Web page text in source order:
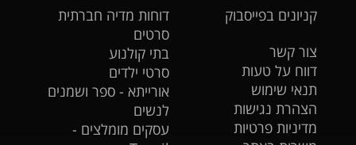
קניונים בפייסבוק
צור קשר
דווח על טעות
תנאי שימוש
הצהרת נגישות
מדיניות פרטיות
דוחות מדיה חברתית
סרטים
בתי קולנוע
סרטי ילדים
אורייתא - ספר ושמנים
לנשים
עסקים מומלצים -